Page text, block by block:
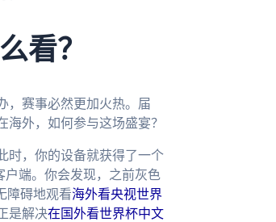
看？
，赛事必然更加火热。届
外，如何参与这场盛宴？
时，你的设备就获得了一个
户端。你会发现，之前灰色
障碍地观看海外看央视世界
是解决在国外看世界杯中文